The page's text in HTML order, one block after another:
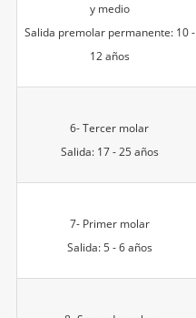
y medio
Salida premolar permanente: 10 -
12 años
6- Tercer molar
Salida: 17 - 25 años
7- Primer molar
Salida: 5 - 6 años